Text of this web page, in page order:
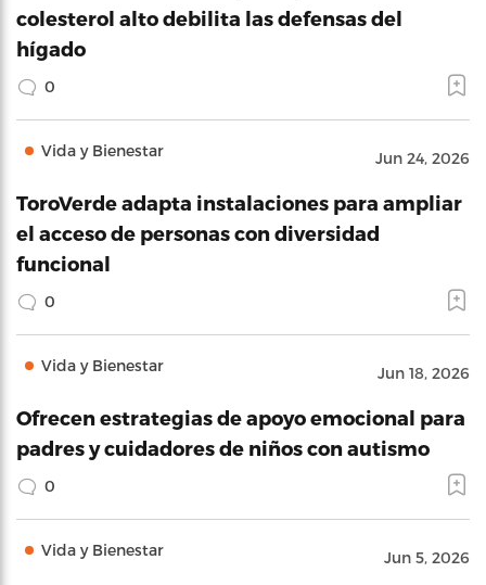
colesterol alto debilita las defensas del
hígado
0
Vida y Bienestar Jun 24, 2026
ToroVerde adapta instalaciones para ampliar
el acceso de personas con diversidad
funcional
0
Vida y Bienestar Jun 18, 2026
Ofrecen estrategias de apoyo emocional para
padres y cuidadores de niños con autismo
0
Vida y Bienestar Jun 5, 2026